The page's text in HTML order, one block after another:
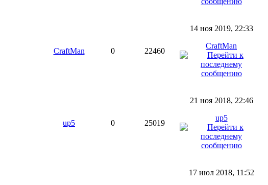
CraftMan 0 22460
14 ноя 2019, 22:33
CraftMan
up5 0 25019
21 ноя 2018, 22:46
up5
17 июл 2018, 11:52